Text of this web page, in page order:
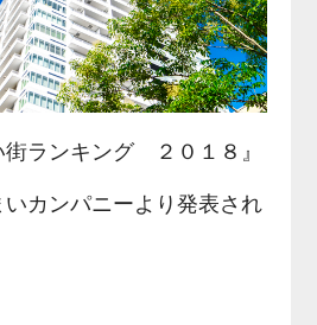
街ランキング ２０１８』
カンパニーより発表され